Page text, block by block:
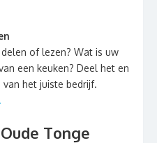
of lezen? Wat is uw
een keuken? Deel het en
het juiste bedrijf.
Tonge